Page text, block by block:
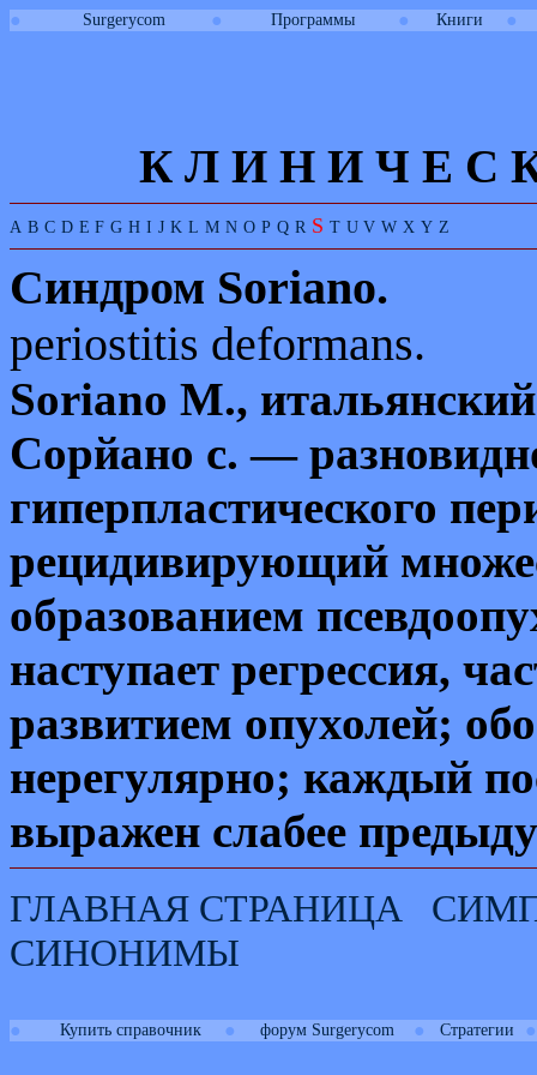
● Surgerycom ● Программы ● Книги ●
К Л И Н И Ч Е С
A B C D E F G H I J K L M N O P Q R S T U V W X Y Z
Синдром Soriano.
periostitis deformans.
Soriano M.,
Сорйано с. —
гиперпластического
рецидивирующий
образованием
наступает регрессия,
развитием опухолей;
нерегулярно; каждый
выражен слабее
ГЛАВНАЯ СТРАНИЦА
СИНОНИМЫ
● Купить справочник ● форум Surgerycom ● Стратегии ●